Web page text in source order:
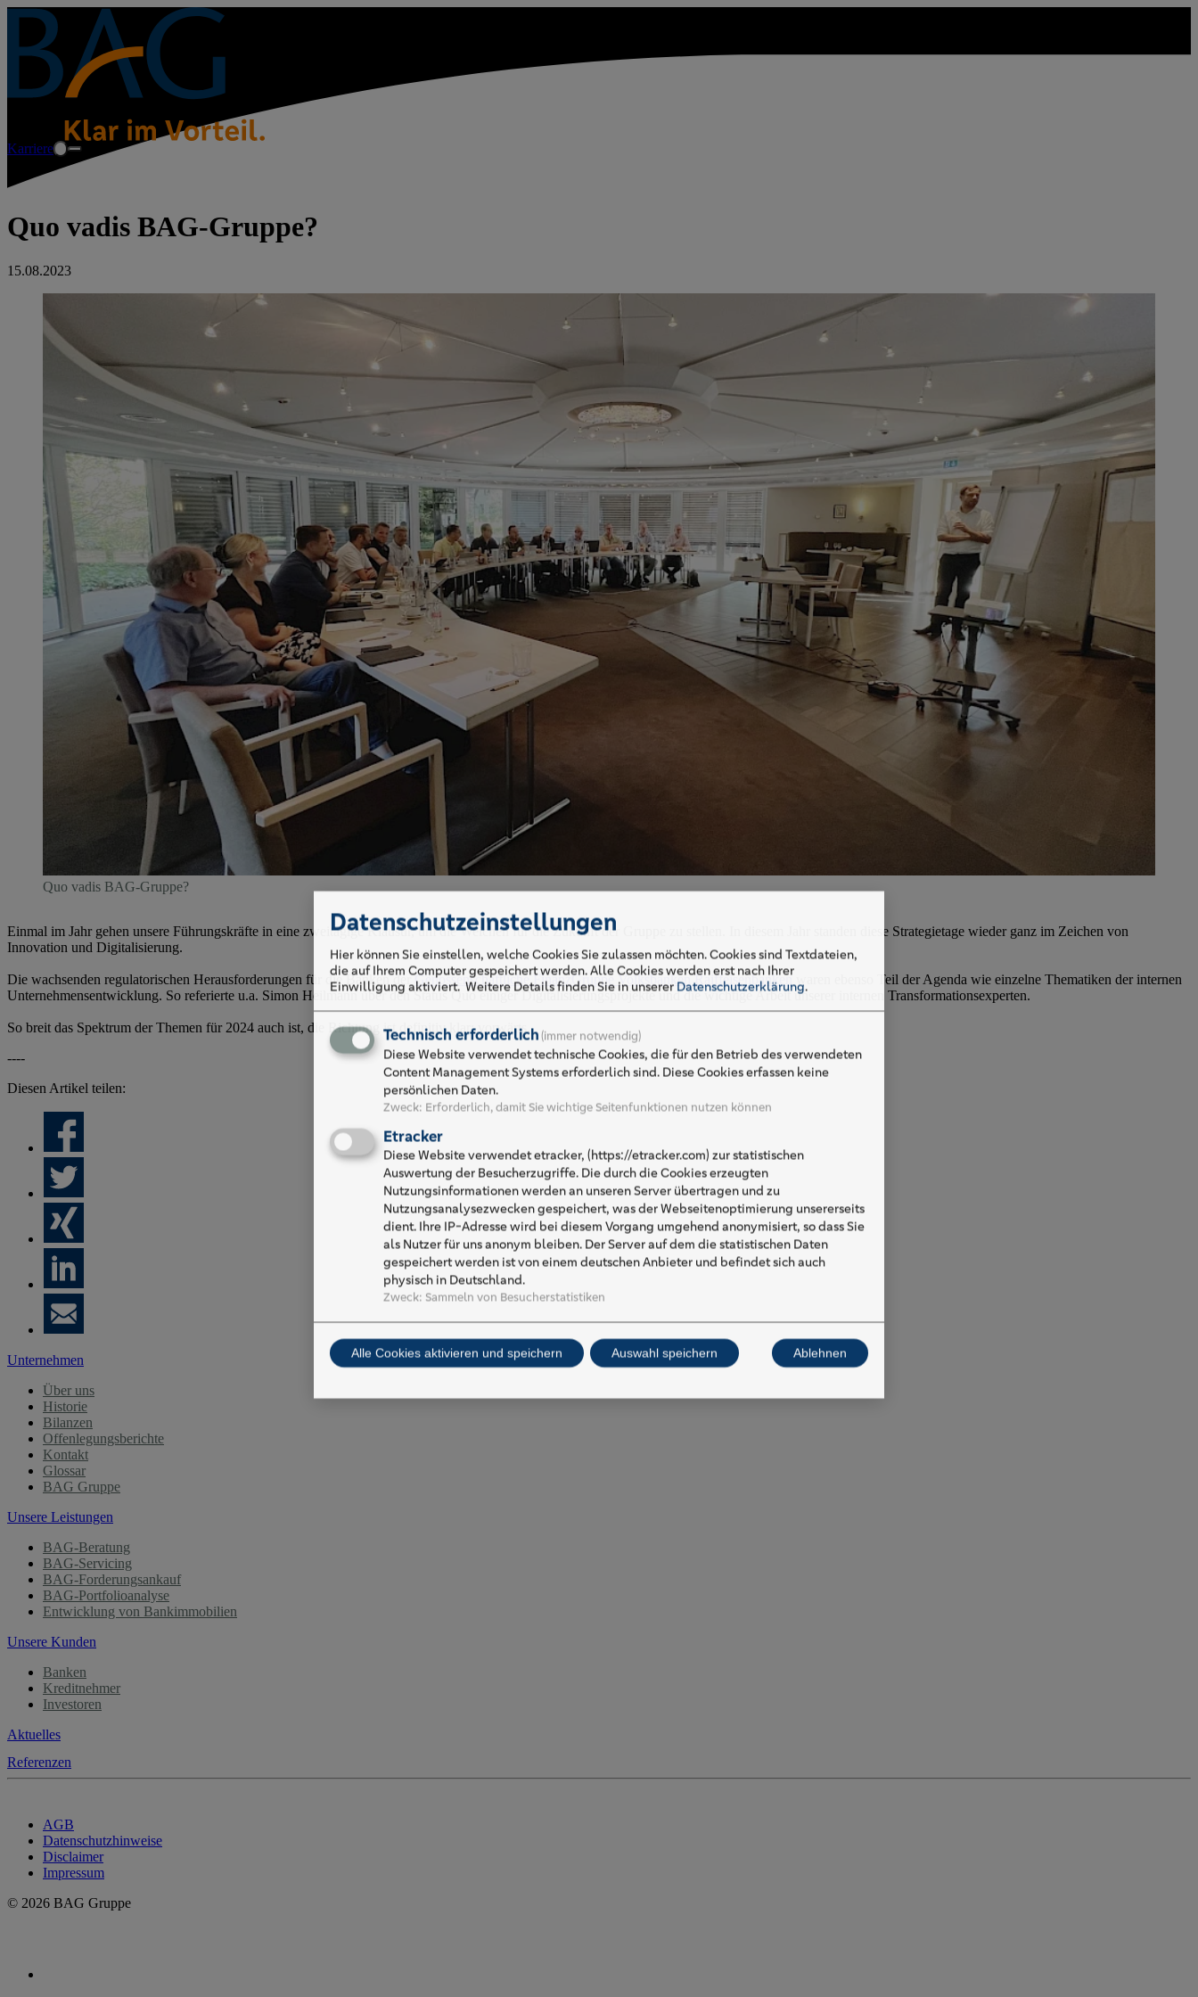
Karriere
Quo vadis BAG-Gruppe?
15.08.2023
Quo vadis BAG-Gruppe?
Einmal im Jahr gehen unsere Führungskräfte in eine zweitägige Klausur, um die Weichen für die Zukunft der Gruppe zu stellen. In diesem Jahr standen diese Strategietage wieder ganz im Zeichen von
Innovation und Digitalisierung.
Die wachsenden regulatorischen Herausforderungen für die Banken derGenossenschaftliche FinanzGruppe Volksbanken Raiffeisenbanken waren ebenso Teil der Agenda wie einzelne Thematiken der internen
Unternehmensentwicklung. So referierte u.a. Simon Heilmann über den Status Quo einiger Digitalisierungsprojekte und die wichtige Arbeit unserer internen Transformationsexperten.
So breit das Spektrum der Themen für 2024 auch ist, die Richtung ist definitiv klar: vorwärts.
----
Diesen Artikel teilen:
Unternehmen
Über uns
Historie
Bilanzen
Offenlegungsberichte
Kontakt
Glossar
BAG Gruppe
Unsere Leistungen
BAG-Beratung
BAG-Servicing
BAG-Forderungsankauf
BAG-Portfolioanalyse
Entwicklung von Bankimmobilien
Unsere Kunden
Banken
Kreditnehmer
Investoren
Aktuelles
Referenzen
AGB
Datenschutzhinweise
Disclaimer
Impressum
© 2026 BAG Gruppe
Datenschutzeinstellungen
Hier können Sie einstellen, welche Cookies Sie zulassen möchten. Cookies sind Textdateien,
die auf Ihrem Computer gespeichert werden. Alle Cookies werden erst nach Ihrer
Einwilligung aktiviert. Weitere Details finden Sie in unserer Datenschutzerklärung.
Technisch erforderlich (immer notwendig)
Diese Website verwendet technische Cookies, die für den Betrieb des verwendeten
Content Management Systems erforderlich sind. Diese Cookies erfassen keine
persönlichen Daten.
Zweck: Erforderlich, damit Sie wichtige Seitenfunktionen nutzen können
Etracker
Diese Website verwendet etracker, (https://etracker.com) zur statistischen
Auswertung der Besucherzugriffe. Die durch die Cookies erzeugten
Nutzungsinformationen werden an unseren Server übertragen und zu
Nutzungsanalysezwecken gespeichert, was der Webseitenoptimierung unsererseits
dient. Ihre IP-Adresse wird bei diesem Vorgang umgehend anonymisiert, so dass Sie
als Nutzer für uns anonym bleiben. Der Server auf dem die statistischen Daten
gespeichert werden ist von einem deutschen Anbieter und befindet sich auch
physisch in Deutschland.
Zweck: Sammeln von Besucherstatistiken
Alle Cookies aktivieren und speichern Auswahl speichern Ablehnen